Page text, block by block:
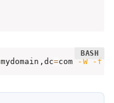
mydomain,dc=com -W -f